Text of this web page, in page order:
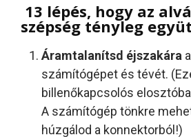
13 lépés, hogy az
szépség tényleg
Áramtalanítsd éjszakára
számítógépet és tévét.
billenőkapcsolós
A számítógép tönkre
húzgálod a konnektorból!)